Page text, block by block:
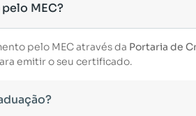
MEC?
pelo MEC através da Portaria de
emitir o seu certificado.